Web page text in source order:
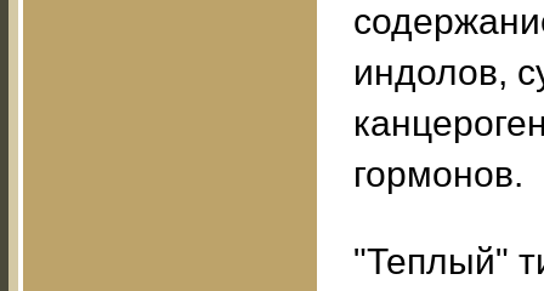
индолов,
гормонов.
"Теплый"